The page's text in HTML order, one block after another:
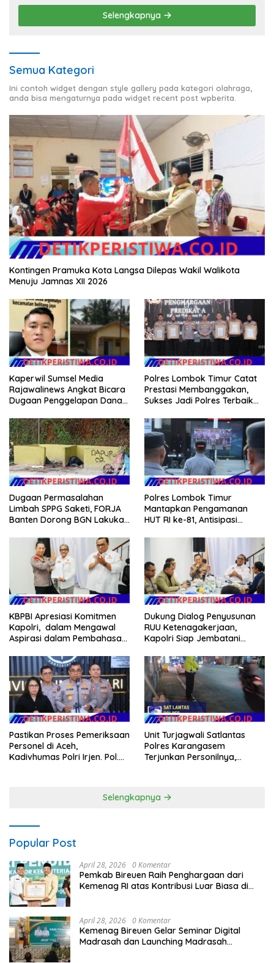
Selengkapnya
Semua Kategori
Ini contoh widget dengan style gallery pada kategori olahraga,
anda bisa mengaturnya pada widget recent post wpberita.
Kontingen Pramuka Kota Langsa Dilepas Wakil Walikota
Menuju Jamnas XII 2026
Kaperwil Sumsel Media
Rajawalinews Angkat Bicara
Dugaan Penggelapan Dana
Argomulyo Belitang Jaya
Hilang 3 Bulan Bawa
Anggaran Pembangunan
Polres Lombok Timur Catat
Prestasi Membanggakan,
Sukses Jadi Polres Terbaik
NTB
Dugaan Permasalahan
Limbah SPPG Saketi, FORJA
Banten Dorong BGN Lakukan
Polres Lombok Timur
Mantapkan Pengamanan
HUT RI ke-81, Antisipasi
Agenda Kapolri
KBPBI Apresiasi Komitmen
Kapolri, dalam Mengawal
Aspirasi dalam Pembahasan
Dukung Dialog Penyusunan
RUU Ketenagakerjaan,
Kapolri Siap Jembatani
Pastikan Proses Pemeriksaan
Personel di Aceh,
Kadivhumas Polri Irjen. Pol.
Unit Turjagwali Satlantas
Polres Karangasem
Terjunkan Personilnya,
Selengkapnya
Popular Post
April 28, 2026 0 Komentar
Pemkab Bireuen Raih Penghargaan dari
Kemenag RI atas Kontribusi Luar Biasa di
April 28, 2026 0 Komentar
Kemenag Bireuen Gelar Seminar Digital
Madrasah dan Launching Madrasah